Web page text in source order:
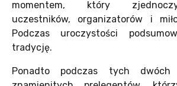
momentem, który
uczestników, organizatorów i
Podczas uroczystości
tradycję.
Ponadto podczas tych dwóch